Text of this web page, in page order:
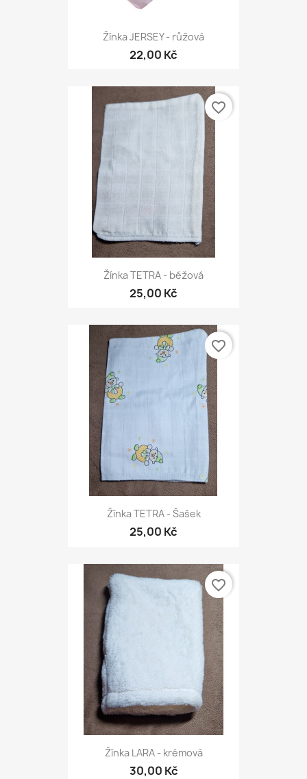
Žínka JERSEY - růžová
22,00 Kč
Žínka TETRA - béžová
25,00 Kč
favorite_border
Žínka TETRA - Šašek
25,00 Kč
favorite_border
Žínka LARA - krémová
30,00 Kč
favorite_border